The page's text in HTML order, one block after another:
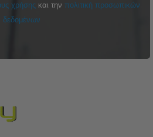
χρήσης και την πολιτική προσωπικών
δεδομένων